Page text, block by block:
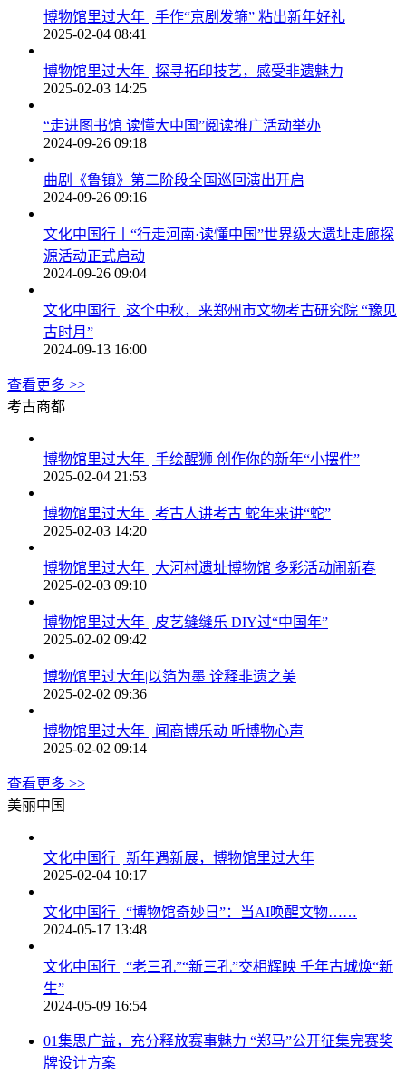
博物馆里过大年 | 手作“京剧发箍” 粘出新年好礼
2025-02-04 08:41
博物馆里过大年 | 探寻拓印技艺，感受非遗魅力
2025-02-03 14:25
“走进图书馆 读懂大中国”阅读推广活动举办
2024-09-26 09:18
曲剧《鲁镇》第二阶段全国巡回演出开启
2024-09-26 09:16
文化中国行丨“行走河南·读懂中国”世界级大遗址走廊探
源活动正式启动
2024-09-26 09:04
文化中国行 | 这个中秋，来郑州市文物考古研究院 “豫见
古时月”
2024-09-13 16:00
查看更多 >>
考古商都
博物馆里过大年 | 手绘醒狮 创作你的新年“小摆件”
2025-02-04 21:53
博物馆里过大年 | 考古人讲考古 蛇年来讲“蛇”
2025-02-03 14:20
博物馆里过大年 | 大河村遗址博物馆 多彩活动闹新春
2025-02-03 09:10
博物馆里过大年 | 皮艺缝缝乐 DIY过“中国年”
2025-02-02 09:42
博物馆里过大年|以箔为墨 诠释非遗之美
2025-02-02 09:36
博物馆里过大年 | 闻商博乐动 听博物心声
2025-02-02 09:14
查看更多 >>
美丽中国
文化中国行 | 新年遇新展，博物馆里过大年
2025-02-04 10:17
文化中国行 | “博物馆奇妙日”：当AI唤醒文物……
2024-05-17 13:48
文化中国行 | “老三孔”“新三孔”交相辉映 千年古城焕“新
生”
2024-05-09 16:54
01集思广益，充分释放赛事魅力 “郑马”公开征集完赛奖
牌设计方案